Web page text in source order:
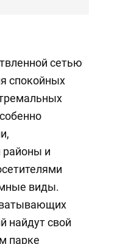
сетью
спокойных
и
виды.
найдут свой
парке